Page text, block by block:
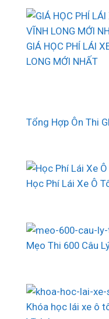
GIÁ HỌC PHÍ LÁI
LONG MỚI NHẤT
Tổng Hợp Ôn Thi
Học Phí Lái Xe Ô
Mẹo Thi 600 Câu
Khóa học lái xe ô